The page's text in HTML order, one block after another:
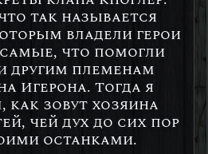
так называется
владели герои
что помогли
другим племенам
Игерона. Тогда я
как зовут хозяина
чей дух до сих пор
останками.